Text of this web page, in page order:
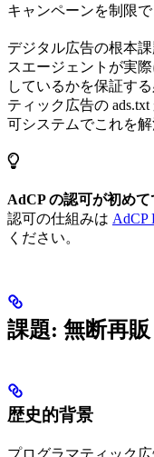
キャンペーンを制限で
デジタル広告の根本
スエージェントが実
しているかを保証す
ティック広告の
可システムでこれを解
AdCP の認可が初めて
認可の仕組みは AdCP
ください。
課題: 無断再販
歴史的背景
プログラマティック